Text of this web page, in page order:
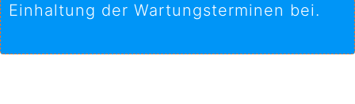
Einhaltung der Wartungsterminen bei.